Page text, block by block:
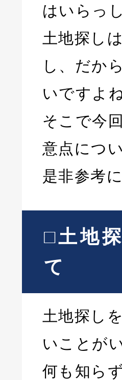
はいらっ
土地探し
し、だか
いですよね
そこで今
意点につ
是非参考
□土地
て
土地探し
いことが
何も知ら